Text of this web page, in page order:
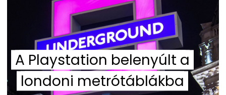
A Playstation belenyúlt a
londoni metrótáblákba